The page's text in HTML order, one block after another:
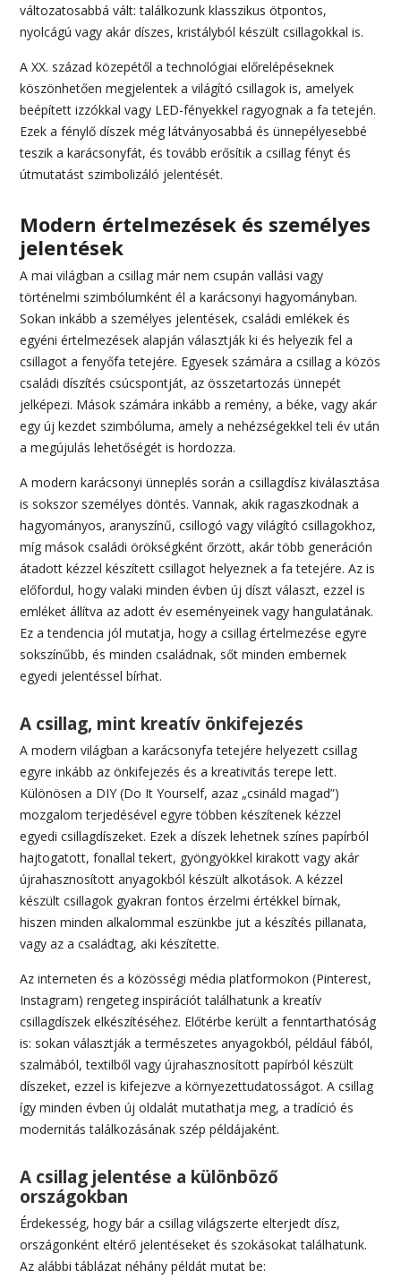
változatosabbá vált: találkozunk klasszikus ötpontos,
nyolcágú vagy akár díszes, kristályból készült csillagokkal is.
A XX. század közepétől a technológiai előrelépéseknek
köszönhetően megjelentek a világító csillagok is, amelyek
beépített izzókkal vagy LED-fényekkel ragyognak a fa tetején.
Ezek a fénylő díszek még látványosabbá és ünnepélyesebbé
teszik a karácsonyfát, és tovább erősítik a csillag fényt és
útmutatást szimbolizáló jelentését.
Modern értelmezések és személyes
jelentések
A mai világban a csillag már nem csupán vallási vagy
történelmi szimbólumként él a karácsonyi hagyományban.
Sokan inkább a személyes jelentések, családi emlékek és
egyéni értelmezések alapján választják ki és helyezik fel a
csillagot a fenyőfa tetejére. Egyesek számára a csillag a közös
családi díszítés csúcspontját, az összetartozás ünnepét
jelképezi. Mások számára inkább a remény, a béke, vagy akár
egy új kezdet szimbóluma, amely a nehézségekkel teli év után
a megújulás lehetőségét is hordozza.
A modern karácsonyi ünneplés során a csillagdísz kiválasztása
is sokszor személyes döntés. Vannak, akik ragaszkodnak a
hagyományos, aranyszínű, csillogó vagy világító csillagokhoz,
míg mások családi örökségként őrzött, akár több generáción
átadott kézzel készített csillagot helyeznek a fa tetejére. Az is
előfordul, hogy valaki minden évben új díszt választ, ezzel is
emléket állítva az adott év eseményeinek vagy hangulatának.
Ez a tendencia jól mutatja, hogy a csillag értelmezése egyre
sokszínűbb, és minden családnak, sőt minden embernek
egyedi jelentéssel bírhat.
A csillag, mint kreatív önkifejezés
A modern világban a karácsonyfa tetejére helyezett csillag
egyre inkább az önkifejezés és a kreativitás terepe lett.
Különösen a DIY (Do It Yourself, azaz „csináld magad”)
mozgalom terjedésével egyre többen készítenek kézzel
egyedi csillagdíszeket. Ezek a díszek lehetnek színes papírból
hajtogatott, fonallal tekert, gyöngyökkel kirakott vagy akár
újrahasznosított anyagokból készült alkotások. A kézzel
készült csillagok gyakran fontos érzelmi értékkel bírnak,
hiszen minden alkalommal eszünkbe jut a készítés pillanata,
vagy az a családtag, aki készítette.
Az interneten és a közösségi média platformokon (Pinterest,
Instagram) rengeteg inspirációt találhatunk a kreatív
csillagdíszek elkészítéséhez. Előtérbe került a fenntarthatóság
is: sokan választják a természetes anyagokból, például fából,
szalmából, textilből vagy újrahasznosított papírból készült
díszeket, ezzel is kifejezve a környezettudatosságot. A csillag
így minden évben új oldalát mutathatja meg, a tradíció és
modernitás találkozásának szép példájaként.
A csillag jelentése a különböző
országokban
Érdekesség, hogy bár a csillag világszerte elterjedt dísz,
országonként eltérő jelentéseket és szokásokat találhatunk.
Az alábbi táblázat néhány példát mutat be: